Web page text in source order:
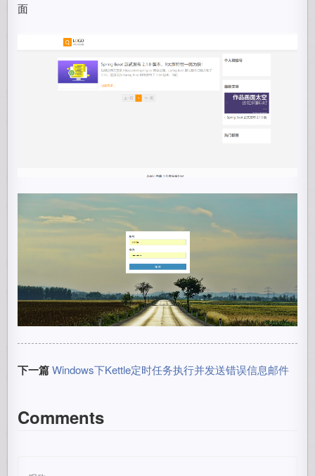
面
下一篇 Windows下Kettle定时任务执行并发送错误信息邮件
Comments